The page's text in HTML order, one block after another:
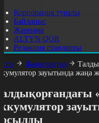
Корпорация туралы
Байланыс
Жарнама
ALTYN QOR
Редакция стандарты
Жаңалықтар
зауытында жаңа